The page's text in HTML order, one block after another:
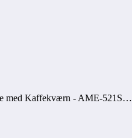
med Kaffekværn - AME-521S…